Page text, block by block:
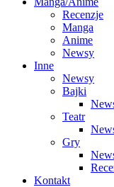
Recenzje
Manga
Anime
Newsy
Inne
Newsy
Bajki
Teatr
Gry
Kontakt